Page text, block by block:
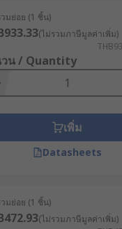
มย่อย (1 ชิ้น)
(ไม่รวมภาษีมูลค่าเพิ่ม)
วน / Quantity
เพิ่ม
Datasheets
มย่อย (1 ชิ้น)
(ไม่รวมภาษีมูลค่าเพิ่ม)